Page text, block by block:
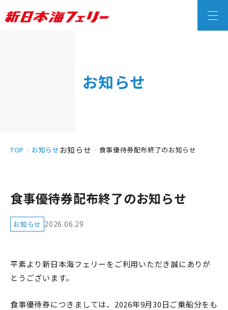
お知らせ
TOP お知らせ お知らせ 食事優待券配布終了のお知らせ
食事優待券配布終了のお知らせ
お知らせ 2026.06.29
平素より新日本海フェリーをご利用いただき誠にありが
とうございます。
食事優待券につきましては、2026年9月30日ご乗船分をも